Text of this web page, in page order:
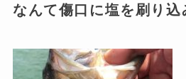
なんて傷口に塩を刷り込